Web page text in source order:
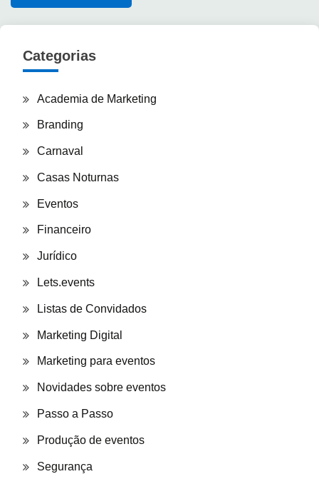
Categorias
Academia de Marketing
Branding
Carnaval
Casas Noturnas
Eventos
Financeiro
Jurídico
Lets.events
Listas de Convidados
Marketing Digital
Marketing para eventos
Novidades sobre eventos
Passo a Passo
Produção de eventos
Segurança